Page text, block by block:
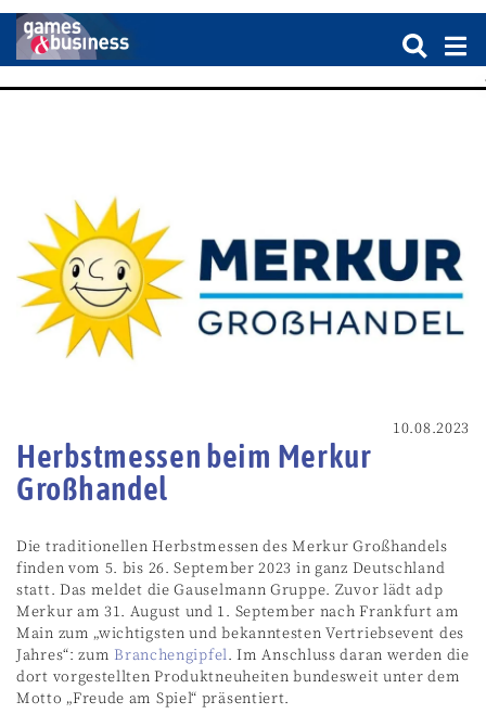
10.08.2023
Herbstmessen beim Merkur
Großhandel
Die traditionellen Herbstmessen des Merkur Großhandels
finden vom 5. bis 26. September 2023 in ganz Deutschland
statt. Das meldet die Gauselmann Gruppe. Zuvor lädt adp
Merkur am 31. August und 1. September nach Frankfurt am
Main zum „wichtigsten und bekanntesten Vertriebsevent des
Jahres“: zum Branchengipfel. Im Anschluss daran werden die
dort vorgestellten Produktneuheiten bundesweit unter dem
Motto „Freude am Spiel“ präsentiert.